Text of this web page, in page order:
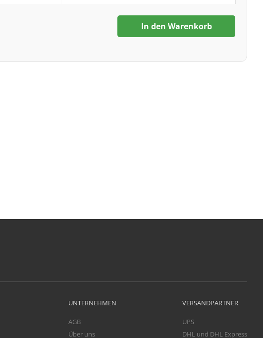
In den Warenkorb
UNTERNEHMEN
AGB
Über uns
VERSANDPARTNER
UPS
DHL und DHL Express